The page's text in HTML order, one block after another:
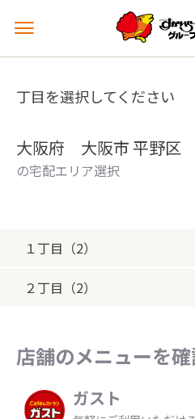
メ
ュ
を
丁目を選択してください
大阪府 大阪市 平野区
の宅配エリア選択
１丁目（2）
２丁目（2）
店舗のメニューを
ガスト